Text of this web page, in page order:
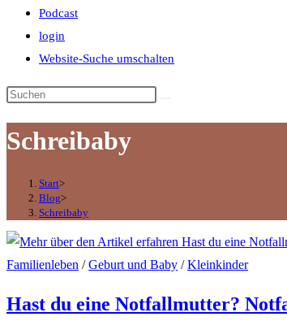
Podcast
login
Website-Suche umschalten
Schreibaby
Start>
Blog>
Schreibaby
Familienleben /Geburt und Baby /Kleinkinder
Hast du eine Notfallmutter?